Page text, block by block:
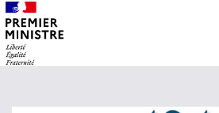
Panneau de gestion des cookies